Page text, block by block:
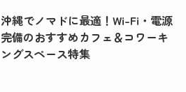
沖縄でノマドに最適！Wi-Fi・電源
完備のおすすめカフェ＆コワーキ
ングスペース特集